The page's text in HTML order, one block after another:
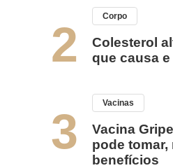
2
Corpo
Colesterol
que causa
3
Vacinas
Vacina
pode tomar,
benefícios